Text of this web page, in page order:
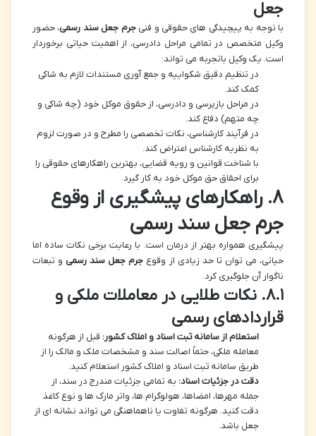
جعل
با توجه به پیچیدگی های حقوقی و فنیجرم جعل سند رسمی، حضور
وکیل متخصص در تمامی مراحل دادرسی، از اهمیت حیاتی برخوردار
است. یک وکیل باتجربه می تواند:
در تنظیم دقیق شکواییه و جمع آوری مستندات لازم به شاکی
کمک کند.
در مراحل بازپرسی و دادرسی، از حقوق موکل خود (چه شاکی و
چه متهم) دفاع کند.
در فرآیند کارشناسی، نکات تخصصی را مطرح و در صورت لزوم
به نظریه کارشناس اعتراض کند.
با شناخت قوانین و رویه قضایی، بهترین راهکارهای حقوقی را
برای احقاق حق موکل خود به کار گیرد.
۸. راهکارهای پیشگیری از وقوع
جرم جعل سند رسمی
پیشگیری همواره بهتر از درمان است. با رعایت برخی نکات ساده اما
حیاتی، می توان تا حد زیادی از وقوع جرم جعل سند رسمی و تبعات
ناگوار آن جلوگیری کرد.
۸.۱. نکات طلایی در معاملات ملکی و
قراردادهای رسمی
استعلام از سامانه ثبت اسناد و املاک کشور: قبل از هرگونه
معامله ملکی، حتماً اصالت سند و مشخصات ملک و مالک را از
طریق سامانه ثبت اسناد و املاک کشور استعلام کنید.
دقت در جزئیات اسناد: به تمامی جزئیات مندرج در سند، از
جمله مهرها، امضاها، هولوگرام ها، واتر مارک ها و نوع کاغذ
دقت کنید. هرگونه تفاوت یا ناهماهنگی می تواند نشانه ای از
جعل باشد.